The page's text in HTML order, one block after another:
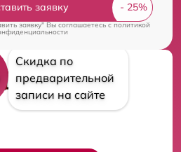
заявку
заявку" Вы соглашаетесь cполитикой
Скидка по
предварительной
записи на сайте